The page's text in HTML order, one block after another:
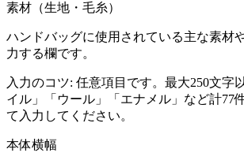
素材（生地・毛糸）
ハンドバッグに使用されている主な素材
力する欄です。
入力のコツ: 任意項目です。最大250文字
イル」「ウール」「エナメル」など計77
て入力してください。
本体横幅